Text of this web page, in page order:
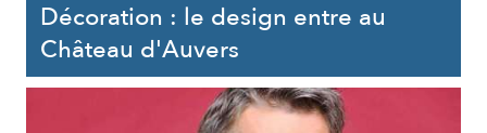
Décoration : le design entre au
Château d'Auvers